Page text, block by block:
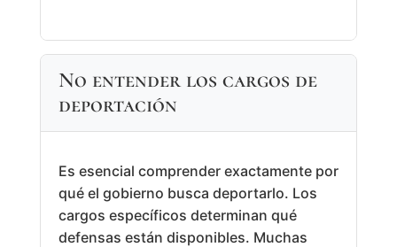
No entender los cargos de
deportación
Es esencial comprender exactamente por
qué el gobierno busca deportarlo. Los
cargos específicos determinan qué
defensas están disponibles. Muchas